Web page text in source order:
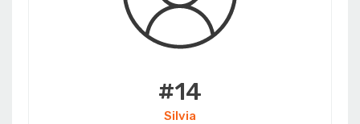
#14
Silvia